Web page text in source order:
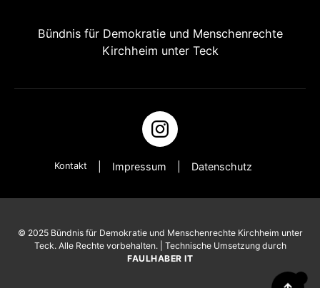
Bündnis für Demokratie und Menschenrechte
Kirchheim unter Teck
Kontakt Impressum Datenschutz
© 2025 Bündnis für Demokratie und Menschenrechte Kirchheim unter
Teck. Alle Rechte vorbehalten. | Technische Umsetzung durch
FAULHABER IT